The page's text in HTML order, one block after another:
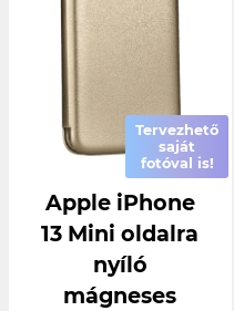
Tervezhető
saját
fotóval is!
Apple iPhone
13 Mini oldalra
nyíló
mágneses